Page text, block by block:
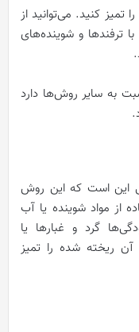
تمیز کنید. می‌توانید از
ترفندها و شوینده‌های
به سایر روش‌ها دارد
این است که این روش
از مواد شوینده یا آب
گرد و غبارها یا
ریخته شده را تمیز